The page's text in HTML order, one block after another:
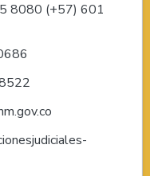
8080 (+57) 601